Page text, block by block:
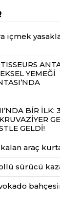
içmek
YEMEĞİ
BİR İLK:
GELDİ!
araç
sürücü